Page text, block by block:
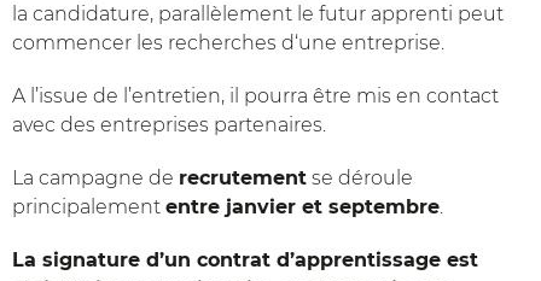
la candidature, parallèlement le futur apprenti peut
commencer les recherches d‘une entreprise.
A l’issue de l’entretien, il pourra être mis en contact
avec des entreprises partenaires.
La campagne de recrutement se déroule
principalement entre janvier et septembre.
La signature d’un contrat d’apprentissage est